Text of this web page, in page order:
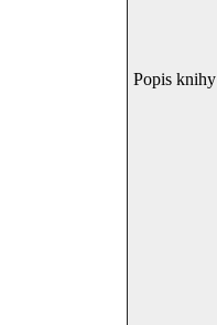
Popis knihy